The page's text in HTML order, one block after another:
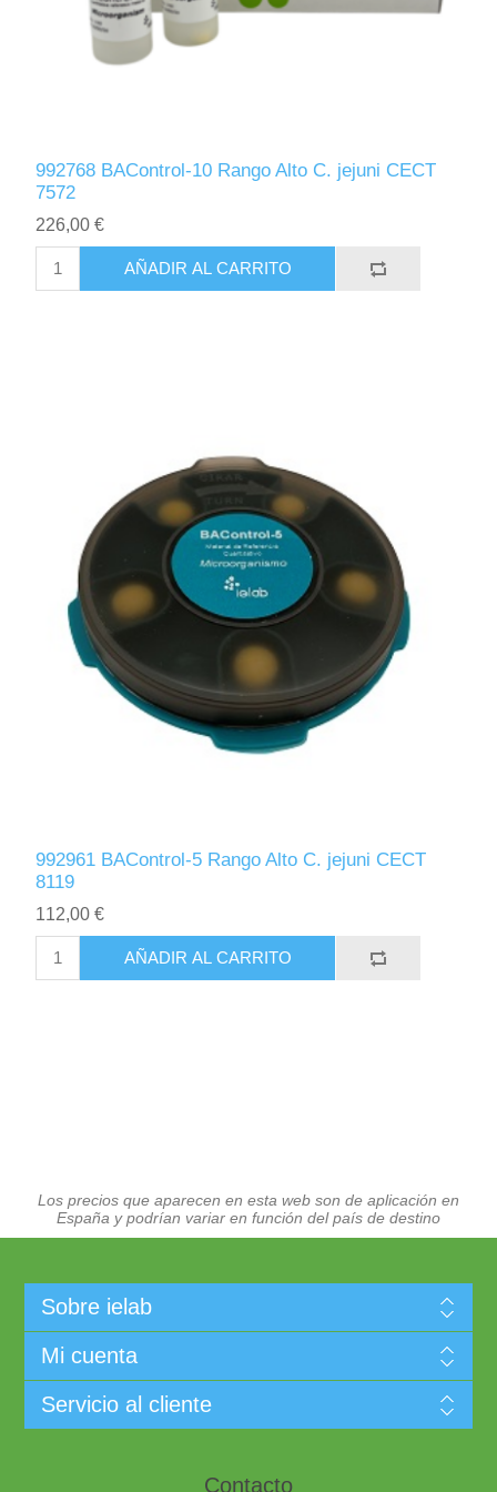
992768 BAControl-10 Rango Alto C. jejuni CECT
7572
226,00 €
AÑADIR AL CARRITO
992961 BAControl-5 Rango Alto C. jejuni CECT
8119
112,00 €
AÑADIR AL CARRITO
Los precios que aparecen en esta web son de aplicación en
España y podrían variar en función del país de destino
Sobre ielab
Mi cuenta
Servicio al cliente
Contacto